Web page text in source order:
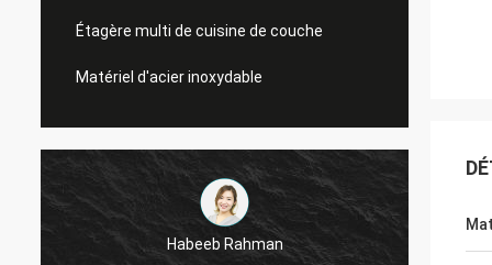
Étagère multi de cuisine de couche
Matériel d'acier inoxydable
Galletti de Marco